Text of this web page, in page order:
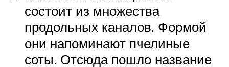
состоит из множества
продольных каналов. Формой
они напоминают пчелиные
соты. Отсюда пошло название